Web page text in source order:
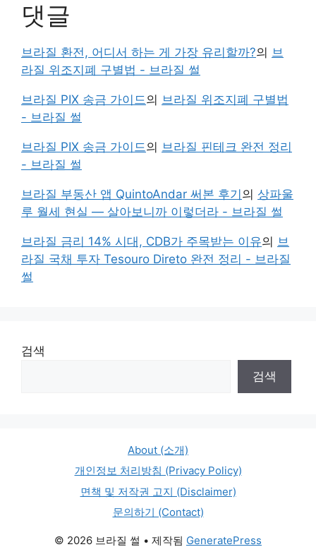
댓글
브라질 환전, 어디서 하는 게 가장 유리할까?의 브
라질 위조지폐 구별법 - 브라질 썰
브라질 PIX 송금 가이드의 브라질 위조지폐 구별법
- 브라질 썰
브라질 PIX 송금 가이드의 브라질 핀테크 완전 정리
- 브라질 썰
브라질 부동산 앱 QuintoAndar 써본 후기의 상파울
루 월세 현실 — 살아보니까 이렇더라 - 브라질 썰
브라질 금리 14% 시대, CDB가 주목받는 이유의 브
라질 국채 투자 Tesouro Direto 완전 정리 - 브라질
썰
검색
검색
About (소개)
개인정보 처리방침 (Privacy Policy)
면책 및 저작권 고지 (Disclaimer)
문의하기 (Contact)
© 2026 브라질 썰 • 제작됨 GeneratePress